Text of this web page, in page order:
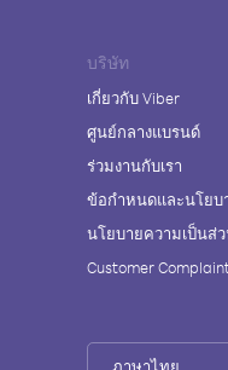
บริษัท
เกี่ยวกับ Viber
ศูนย์กลางแบรนด์
ร่วมงานกับเรา
ข้อกำหนดและนโยบ
นโยบายความเป็นส่
Customer